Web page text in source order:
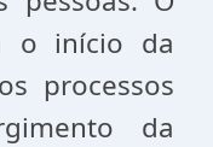
o início da
processos
da